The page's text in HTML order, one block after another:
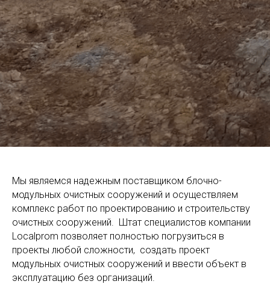
Мы являемся надежным поставщиком блочно-
модульных очистных сооружений и осуществляем
комплекс работ по проектированию и строительству
очистных сооружений. Штат специалистов компании
Localprom позволяет полностью погрузиться в
проекты любой сложности, создать проект
модульных очистных сооружений и ввести объект в
эксплуатацию без организаций.